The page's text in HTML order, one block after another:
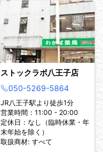
ストックラボ八王子店
050-5269-5864
JR八王子駅より徒歩1分
営業時間：11:00 - 20:00
定休日：なし（臨時休業・年
末年始を除く）
取扱商材: すべて